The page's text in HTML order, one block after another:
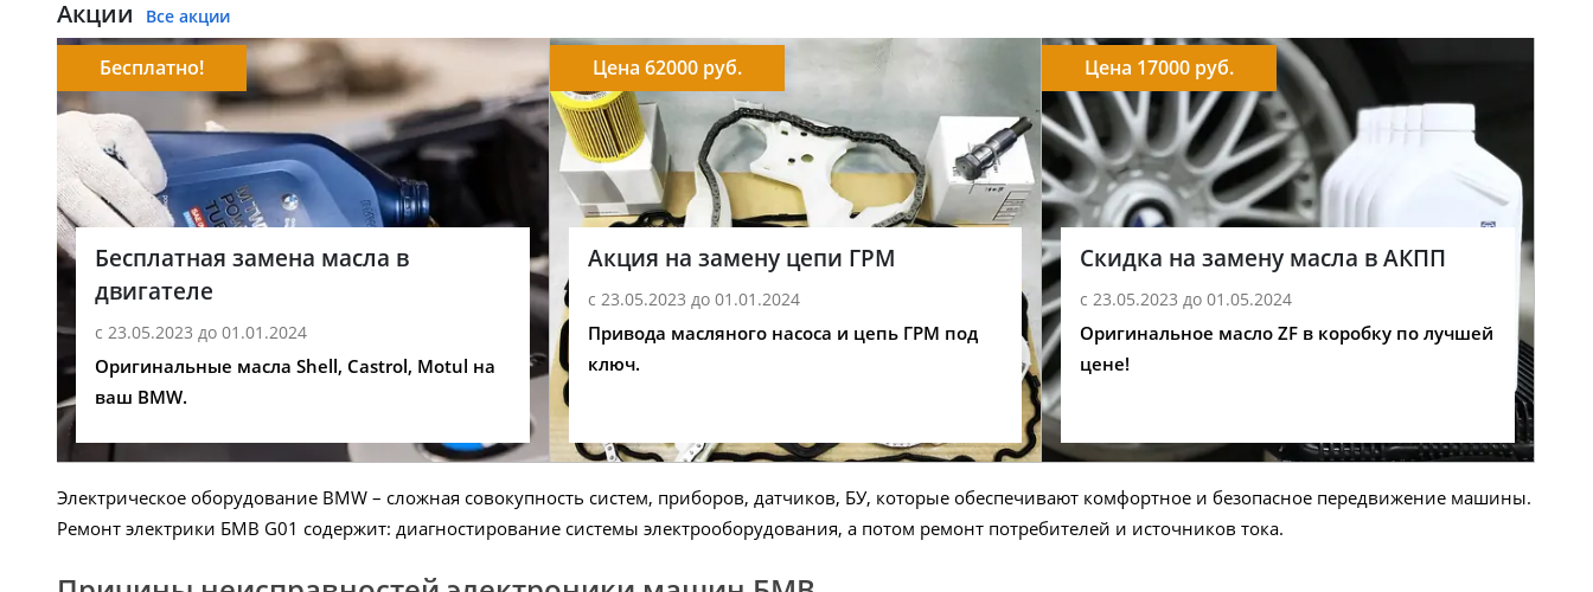
Акции Все акции
Бесплатная замена масла в
двигателе
с 23.05.2023 до 01.01.2024
Бесплатно!
Оригинальные масла Shell, Castrol, Motul на
ваш BMW.
Акция на замену цепи ГРМ
с 23.05.2023 до 01.01.2024
Цена 62000 руб.
Привода масляного насоса и цепь ГРМ под
ключ.
Скидка на замену масла в АКПП
с 23.05.2023 до 01.05.2024
Цена 17000 руб.
Оригинальное масло ZF в коробку по лучшей
цене!
Электрическое оборудование BMW – сложная совокупность систем, приборов, датчиков, БУ, которые обеспечивают комфортное и безопасное передвижение машины.
Ремонт электрики БМВ G01 содержит: диагностирование системы электрооборудования, а потом ремонт потребителей и источников тока.